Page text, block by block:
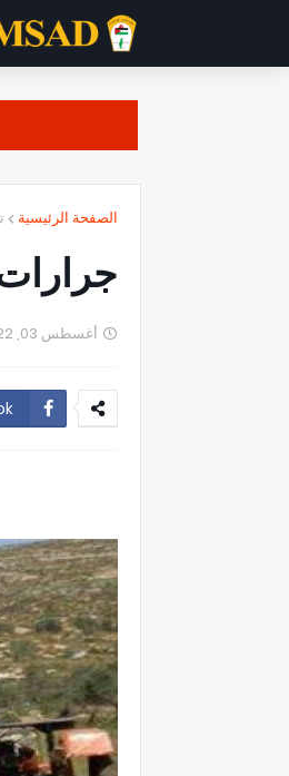
الصفحة الرئيسية
أغسطس 03, 2022